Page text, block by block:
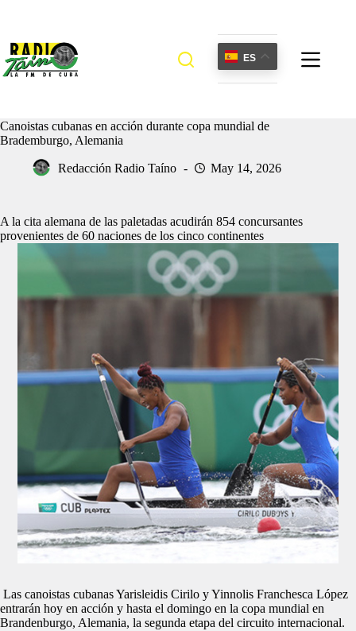
ES
Canoistas cubanas en acción durante copa mundial de
Brademburgo, Alemania
Redacción Radio Taíno May 14, 2026
A la cita alemana de las paletadas acudirán 854 concursantes
provenientes de 60 naciones de los cinco continentes
Las canoistas cubanas Yarisleidis Cirilo y Yinnolis Franchesca López
entrarán hoy en acción y hasta el domingo en la copa mundial en
Brandenburgo, Alemania, la segunda etapa del circuito internacional.